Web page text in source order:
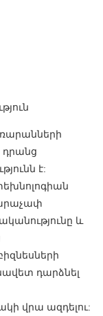
դրանց
է:
և
դարձնել
վրա ազդելու: